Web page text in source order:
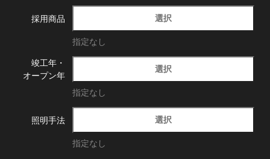
採用商品 選択
指定なし
竣工年・
オープン年
選択
指定なし
照明手法 選択
指定なし